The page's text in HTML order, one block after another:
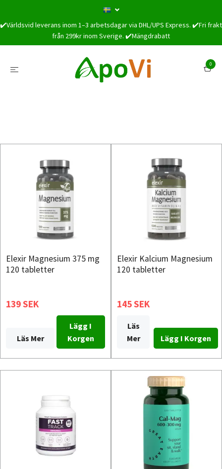
✔️Världsvid leverans inom 1–3 arbetsdagar via DHL/UPS Express. ✔️Fri frakt
från 299kr inom Sverige. ✔️Mängdrabatt
0
Elexir Magnesium 375 mg
120 tabletter
139 SEK
Läs Mer
Lägg I
Korgen
Elexir Kalcium Magnesium
120 tabletter
145 SEK
Läs
Mer